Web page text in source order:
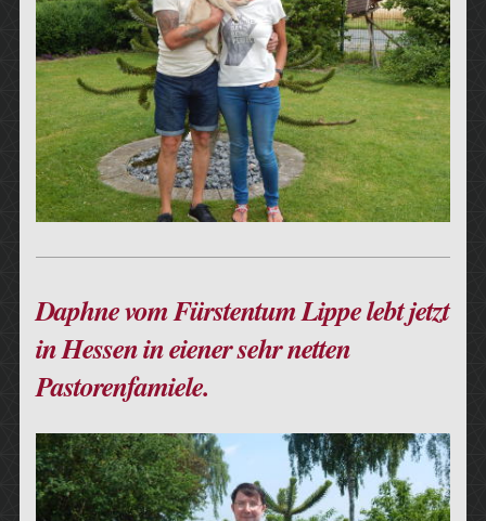
Daphne vom Fürstentum Lippe lebt jetzt
in Hessen in eiener sehr netten
Pastorenfamiele.